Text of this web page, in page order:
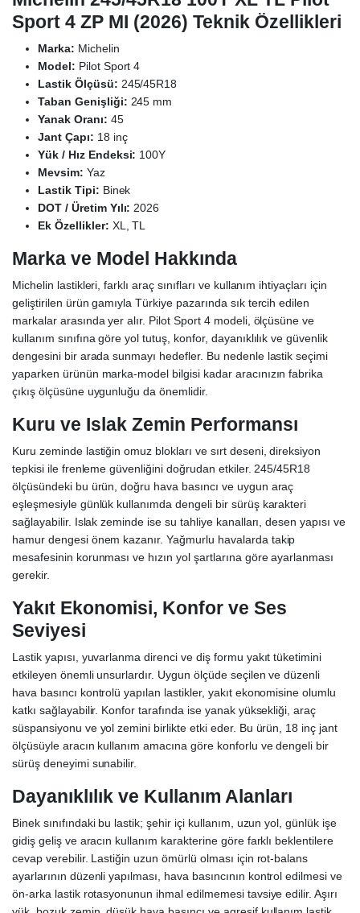
Sport 4 ZP MI (2026) Teknik Özellikleri
Marka: Michelin
Model: Pilot Sport 4
Lastik Ölçüsü: 245/45R18
Taban Genişliği: 245 mm
Yanak Oranı: 45
Jant Çapı: 18 inç
Yük / Hız Endeksi: 100Y
Mevsim: Yaz
Lastik Tipi: Binek
DOT / Üretim Yılı: 2026
Ek Özellikler: XL, TL
Marka ve Model Hakkında
Michelin lastikleri, farklı araç sınıfları ve kullanım ihtiyaçları için
geliştirilen ürün gamıyla Türkiye pazarında sık tercih edilen
markalar arasında yer alır. Pilot Sport 4 modeli, ölçüsüne ve
kullanım sınıfına göre yol tutuş, konfor, dayanıklılık ve güvenlik
dengesini bir arada sunmayı hedefler. Bu nedenle lastik seçimi
yaparken ürünün marka-model bilgisi kadar aracınızın fabrika
çıkış ölçüsüne uygunluğu da önemlidir.
Kuru ve Islak Zemin Performansı
Kuru zeminde lastiğin omuz blokları ve sırt deseni, direksiyon
tepkisi ile frenleme güvenliğini doğrudan etkiler. 245/45R18
ölçüsündeki bu ürün, doğru hava basıncı ve uygun araç
eşleşmesiyle günlük kullanımda dengeli bir sürüş karakteri
sağlayabilir. Islak zeminde ise su tahliye kanalları, desen yapısı ve
hamur dengesi önem kazanır. Yağmurlu havalarda takip
mesafesinin korunması ve hızın yol şartlarına göre ayarlanması
gerekir.
Yakıt Ekonomisi, Konfor ve Ses
Seviyesi
Lastik yapısı, yuvarlanma direnci ve diş formu yakıt tüketimini
etkileyen önemli unsurlardır. Uygun ölçüde seçilen ve düzenli
hava basıncı kontrolü yapılan lastikler, yakıt ekonomisine olumlu
katkı sağlayabilir. Konfor tarafında ise yanak yüksekliği, araç
süspansiyonu ve yol zemini birlikte etki eder. Bu ürün, 18 inç jant
ölçüsüyle aracın kullanım amacına göre konforlu ve dengeli bir
sürüş deneyimi sunabilir.
Dayanıklılık ve Kullanım Alanları
Binek sınıfındaki bu lastik; şehir içi kullanım, uzun yol, günlük işe
gidiş geliş ve aracın kullanım karakterine göre farklı beklentilere
cevap verebilir. Lastiğin uzun ömürlü olması için rot-balans
ayarlarının düzenli yapılması, hava basıncının kontrol edilmesi ve
ön-arka lastik rotasyonunun ihmal edilmemesi tavsiye edilir. Aşırı